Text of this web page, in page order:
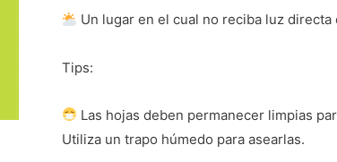
Un lugar en el cual no reciba luz directa
Tips:
Las hojas deben permanecer limpias
Utiliza un trapo húmedo para asearlas.